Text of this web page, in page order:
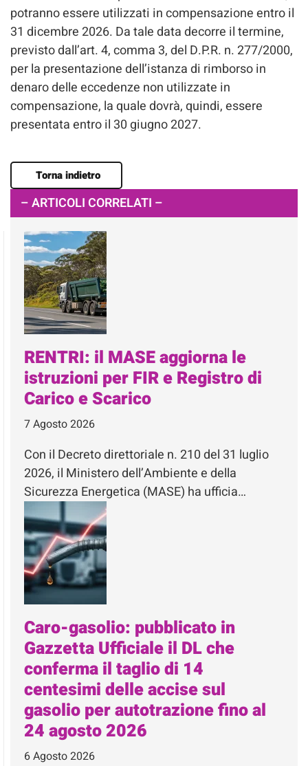
potranno essere utilizzati in compensazione entro il
31 dicembre 2026. Da tale data decorre il termine,
previsto dall’art. 4, comma 3, del D.P.R. n. 277/2000,
per la presentazione dell’istanza di rimborso in
denaro delle eccedenze non utilizzate in
compensazione, la quale dovrà, quindi, essere
presentata entro il 30 giugno 2027.
Torna indietro
– ARTICOLI CORRELATI –
RENTRI: il MASE aggiorna le
istruzioni per FIR e Registro di
Carico e Scarico
7 Agosto 2026
Con il Decreto direttoriale n. 210 del 31 luglio
2026, il Ministero dell’Ambiente e della
Sicurezza Energetica (MASE) ha ufficia…
Caro-gasolio: pubblicato in
Gazzetta Ufficiale il DL che
conferma il taglio di 14
centesimi delle accise sul
gasolio per autotrazione fino al
24 agosto 2026
6 Agosto 2026